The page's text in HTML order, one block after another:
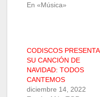
En «Música»
CODISCOS PRESENTA
SU CANCIÓN DE
NAVIDAD: TODOS
CANTEMOS
diciembre 14, 2022